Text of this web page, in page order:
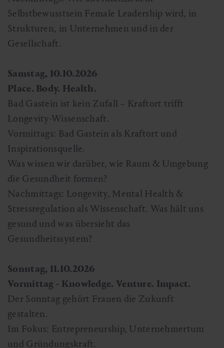
Selbstbewusstsein Female Leadership wird, in
Strukturen, in Unternehmen und in der
Gesellschaft.
Samstag, 10.10.2026
Place. Body. Health.
Bad Gastein ist kein Zufall – Kraftort trifft
Longevity-Wissenschaft.
Vormittags: Bad Gastein als Kraftort und
Inspirationsquelle.
Was wissen wir darüber, wie Raum & Umgebung
die Gesundheit formen?
Nachmittags: Longevity, Mental Health &
Stressregulation als Wissenschaft. Was hält uns
gesund und was übersieht das
Gesundheitssystem?
Sonntag, 11.10.2026
Vormittag - Knowledge. Venture. Impact.
Der Sonntag gehört Frauen die Zukunft
gestalten.
Im Fokus: Entrepreneurship, Unternehmertum
und Gründungskraft.